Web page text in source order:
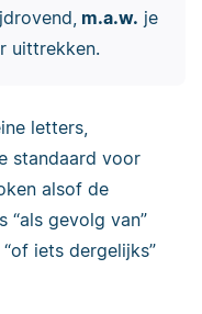
m.a.w. je
uittrekken.
letters,
standaard voor
alsof de
“als gevolg van”
“of iets dergelijks”